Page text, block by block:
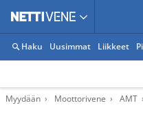
Haku Uusimmat Liikkeet
Myydään Moottorivene AMT